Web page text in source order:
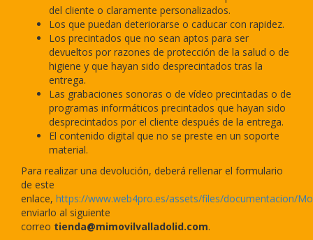
del cliente o claramente personalizados.
Los que puedan deteriorarse o caducar con rapidez.
Los precintados que no sean aptos para ser
devueltos por razones de protección de la salud o de
higiene y que hayan sido desprecintados tras la
entrega.
Las grabaciones sonoras o de vídeo precintadas o de
programas informáticos precintados que hayan sido
desprecintados por el cliente después de la entrega.
El contenido digital que no se preste en un soporte
material.
Para realizar una devolución, deberá rellenar el formulario
de este
enlace, https://www.web4pro.es/assets/files/documentacion/
enviarlo al siguiente
correo tienda@mimovilvalladolid.com.